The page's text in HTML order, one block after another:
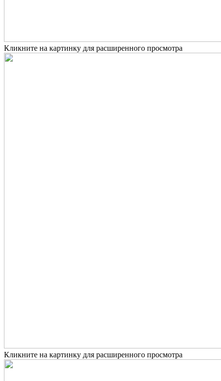
Кликните на картинку для расширенного просмотра
Кликните на картинку для расширенного просмотра